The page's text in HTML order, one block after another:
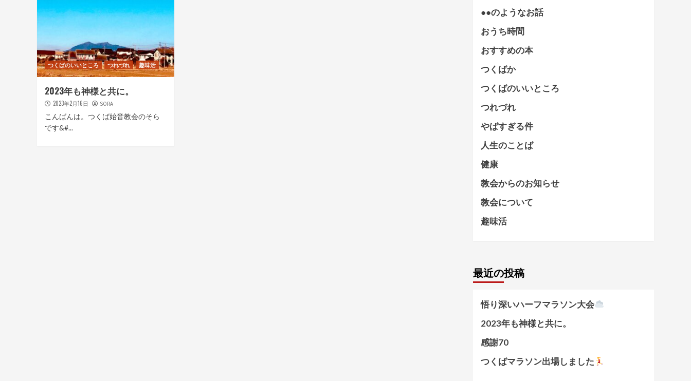
つくばのいいところ つれづれ 趣味活
2023年も神様と共に。
2023年2月16日 SORA
こんばんは。つくば始音教会のそら
です&#...
●●のようなお話
おうち時間
おすすめの本
つくばか
つくばのいいところ
つれづれ
やばすぎる件
人生のことば
健康
教会からのお知らせ
教会について
趣味活
最近の投稿
悟り深いハーフマラソン大会
2023年も神様と共に。
感謝70
つくばマラソン出場しました